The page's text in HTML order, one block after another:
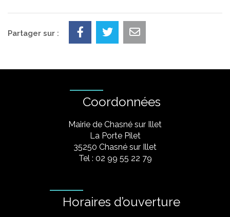
Partager sur :
Coordonnées
Mairie de Chasné sur Illet
La Porte Pilet
35250 Chasné sur Illet
Tel : 02 99 55 22 79
Horaires d’ouverture